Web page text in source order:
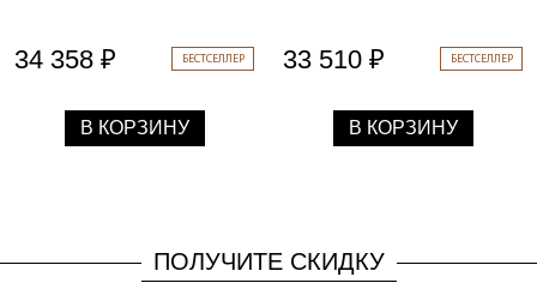
БЕСТСЕЛЛЕР
34 358 ₽
В КОРЗИНУ
БЕСТСЕЛЛЕР
33 510 ₽
В КОРЗИНУ
ПОЛУЧИТЕ СКИДКУ